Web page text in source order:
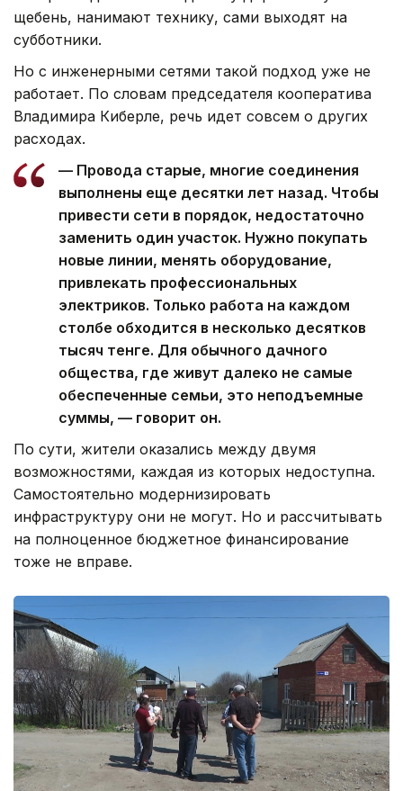
щебень, нанимают технику, сами выходят на
субботники.
Но с инженерными сетями такой подход уже не
работает. По словам председателя кооператива
Владимира Киберле, речь идет совсем о других
расходах.
— Провода старые, многие соединения
выполнены еще десятки лет назад. Чтобы
привести сети в порядок, недостаточно
заменить один участок. Нужно покупать
новые линии, менять оборудование,
привлекать профессиональных
электриков. Только работа на каждом
столбе обходится в несколько десятков
тысяч тенге. Для обычного дачного
общества, где живут далеко не самые
обеспеченные семьи, это неподъемные
суммы, — говорит он.
По сути, жители оказались между двумя
возможностями, каждая из которых недоступна.
Самостоятельно модернизировать
инфраструктуру они не могут. Но и рассчитывать
на полноценное бюджетное финансирование
тоже не вправе.